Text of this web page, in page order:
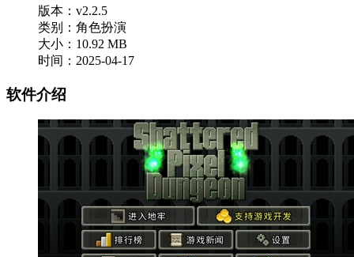
版本：v2.2.5
类别：角色扮演
大小：10.92 MB
时间：2025-04-17
软件介绍